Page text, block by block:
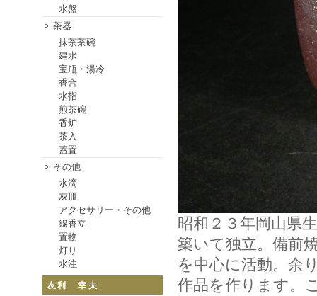
水盤
茶器
抹茶茶碗
建水
宝瓶・湯冷
香合
水指
煎茶碗
香炉
茶入
蓋置
その他
水滴
灰皿
アクセサリー・その他
線香立
置物
灯り
水注
友利 幸夫
昭和２３年岡山県
築いて独立。備前
を中心に活動。余
作品を作ります。